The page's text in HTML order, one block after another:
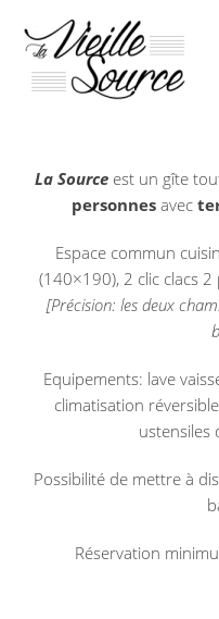
LA
La Source est un gîte
personnes avec
Espace commun
(140×190), 2 clic clacs
[Précision: les deux
Equipements: lave
climatisation
ustensiles
Possibilité de mettre à
Réservation